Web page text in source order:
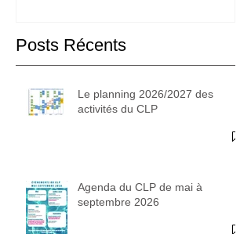
Posts Récents
Le planning 2026/2027 des
activités du CLP
Agenda du CLP de mai à
septembre 2026